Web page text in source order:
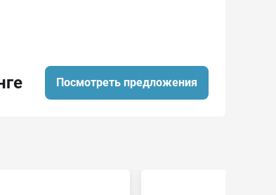
Посмотреть предложения